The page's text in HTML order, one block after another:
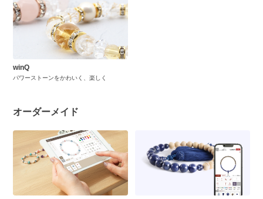
winQ
パワーストーンをかわいく、楽しく
オーダーメイド